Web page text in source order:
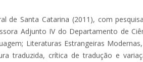
de Santa Catarina (2011), com
Adjunto IV do Departamento de
Literaturas Estrangeiras
traduzida, crítica de tradução e